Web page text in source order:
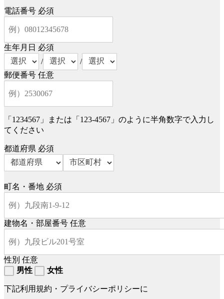
電話番号 必須
生年月日 必須
/
/
郵便番号 任意
「1234567」または「123-4567」のように半角数字で入力し
てください
都道府県 必須
町名・番地 必須
建物名・部屋番号 任意
性別 任意
男性
女性
下記利用規約・プライバシーポリシーに